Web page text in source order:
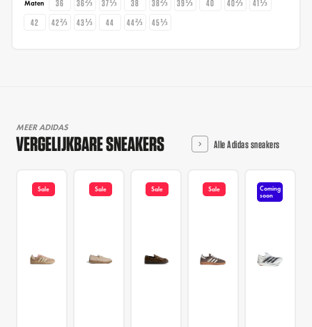
Maten 36 36⅔ 37⅓ 38 38⅔ 39⅓ 40 40⅔
41⅓
42
42⅔ 43⅓ 44 44⅔ 45⅓
MEER ADIDAS
VERGELIJKBARE SNEAKERS Alle Adidas sneakers
Sale Sale Sale Sale
Coming
soon